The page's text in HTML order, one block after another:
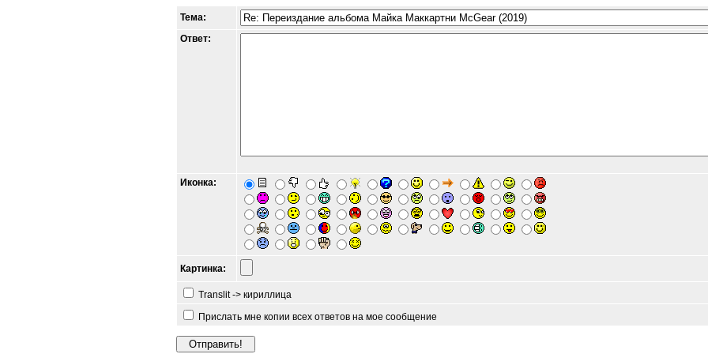
Тема:
Ответ:
Иконка:
Картинка:
Translit -> кириллица
Прислать мне копии всех ответов на мое сообщение